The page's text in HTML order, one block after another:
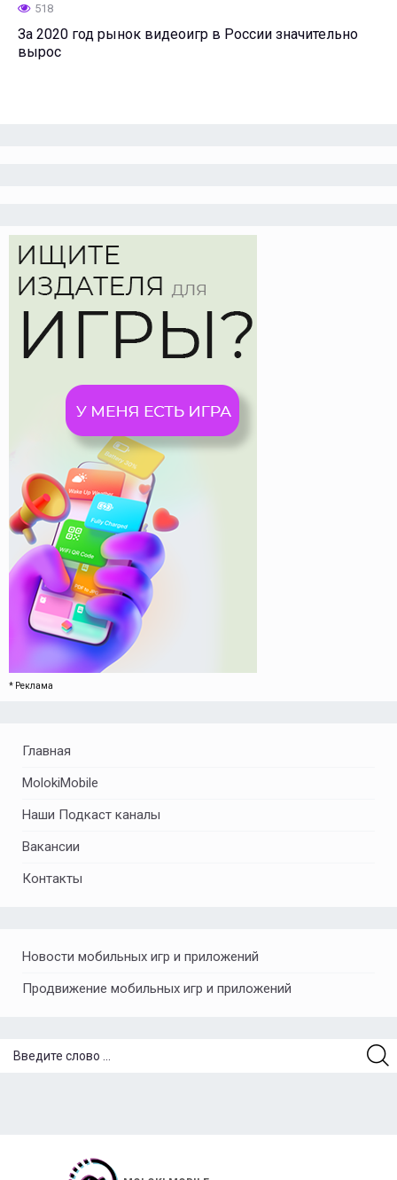
518
За 2020 год рынок видеоигр в России значительно
вырос
* Реклама
Главная
MolokiMobile
Наши Подкаст каналы
Вакансии
Контакты
Новости мобильных игр и приложений
Продвижение мобильных игр и приложений